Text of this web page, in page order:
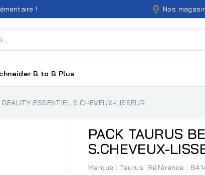
! Nos
B to B Plus
ESSENTIEL S.CHEVEUX-LISSEUR
PACK TAURUS
S.CHEVEUX-
Marque : Taurus Référence :